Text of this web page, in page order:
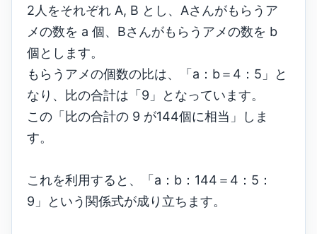
2人をそれぞれ A, B とし、Aさんがもらうア
メの数を a 個、Bさんがもらうアメの数を b
個とします。
もらうアメの個数の比は、「a：b＝4：5」と
なり、比の合計は「9」となっています。
この「比の合計の 9 が144個に相当」しま
す。
これを利用すると、「a：b：144＝4：5：
9」という関係式が成り立ちます。